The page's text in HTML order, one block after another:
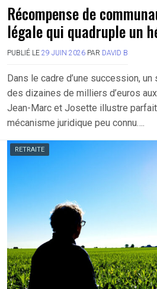
Récompense de
légale qui quadruple un
PUBLIÉ LE 29 JUIN 2026 PAR DAVID B
Dans le cadre d’une succession,
des dizaines de milliers d’euros
Jean-Marc et Josette illustre
mécanisme juridique peu connu….
RETRAITE